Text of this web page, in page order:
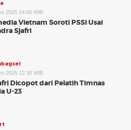
2025 14:00 WIB
Vietnam Soroti PSSI Usai
Sjafri
2025 12:30 WIB
Dicopot dari Pelatih Timnas
U-23